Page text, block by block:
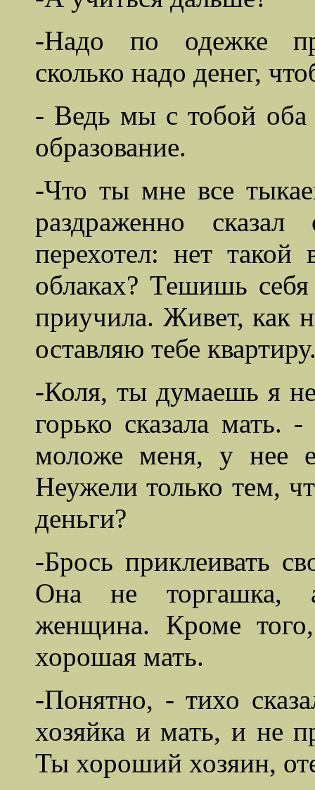
-Надо по одежке
сколько надо денег,
- Ведь мы с тобой оба
образование.
-Что ты мне все
раздраженно
перехотел: нет такой
облаках? Тешишь
приучила. Живет, как
оставляю тебе
-Коля, ты думаешь я
горько сказала мать. -
моложе меня, у нее
Неужели только тем,
деньги?
-Брось приклеивать
Она не торгашка,
женщина. Кроме
хорошая мать.
-Понятно, - тихо
хозяйка и мать, и не
Ты хороший хозяин,